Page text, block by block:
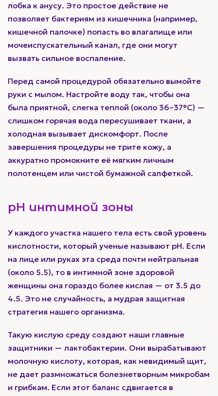
лобка к анусу. Это простое действие не
позволяет бактериям из кишечника (например,
кишечной палочке) попасть во влагалище или
мочеиспускательный канал, где они могут
вызвать сильное воспаление.
Перед самой процедурой обязательно вымойте
руки с мылом. Настройте воду так, чтобы она
была приятной, слегка теплой (около 36–37°C) —
слишком горячая вода пересушивает ткани, а
холодная вызывает дискомфорт. После
завершения процедуры не трите кожу, а
аккуратно промокните её мягким личным
полотенцем или чистой бумажной салфеткой.
pH интимной зоны
У каждого участка нашего тела есть свой уровень
кислотности, который ученые называют pH. Если
на лице или руках эта среда почти нейтральная
(около 5.5), то в интимной зоне здоровой
женщины она гораздо более кислая — от 3.5 до
4.5. Это не случайность, а мудрая защитная
стратегия нашего организма.
Такую кислую среду создают наши главные
защитники — лактобактерии. Они вырабатывают
молочную кислоту, которая, как невидимый щит,
не дает размножаться болезнетворным микробам
и грибкам. Если этот баланс сдвигается в